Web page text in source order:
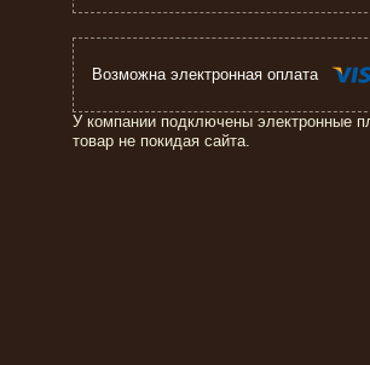
У компании подключены электронные
товар не покидая сайта.